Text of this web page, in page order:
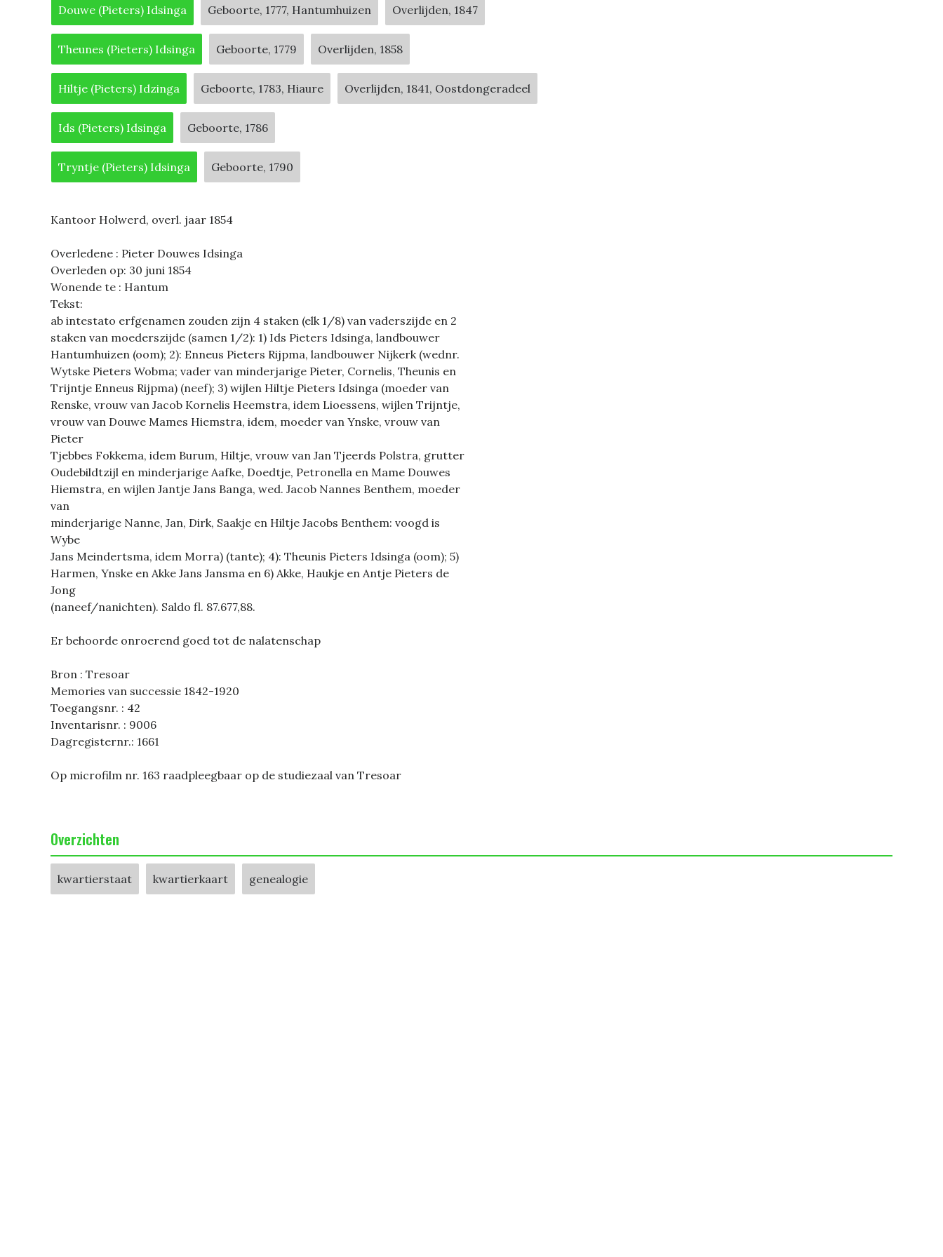
Douwe (Pieters) Idsinga Geboorte, 1777, Hantumhuizen Overlijden, 1847
Theunes (Pieters) Idsinga Geboorte, 1779 Overlijden, 1858
Hiltje (Pieters) Idzinga Geboorte, 1783, Hiaure Overlijden, 1841, Oostdongeradeel
Ids (Pieters) Idsinga Geboorte, 1786
Tryntje (Pieters) Idsinga Geboorte, 1790
Kantoor Holwerd, overl. jaar 1854
Overledene : Pieter Douwes Idsinga
Overleden op: 30 juni 1854
Wonende te : Hantum
Tekst:
ab intestato erfgenamen zouden zijn 4 staken (elk 1/8) van vaderszijde en 2
staken van moederszijde (samen 1/2): 1) Ids Pieters Idsinga, landbouwer
Hantumhuizen (oom); 2): Enneus Pieters Rijpma, landbouwer Nijkerk (wednr.
Wytske Pieters Wobma; vader van minderjarige Pieter, Cornelis, Theunis en
Trijntje Enneus Rijpma) (neef); 3) wijlen Hiltje Pieters Idsinga (moeder van
Renske, vrouw van Jacob Kornelis Heemstra, idem Lioessens, wijlen Trijntje,
vrouw van Douwe Mames Hiemstra, idem, moeder van Ynske, vrouw van
Pieter
Tjebbes Fokkema, idem Burum, Hiltje, vrouw van Jan Tjeerds Polstra, grutter
Oudebildtzijl en minderjarige Aafke, Doedtje, Petronella en Mame Douwes
Hiemstra, en wijlen Jantje Jans Banga, wed. Jacob Nannes Benthem, moeder
van
minderjarige Nanne, Jan, Dirk, Saakje en Hiltje Jacobs Benthem: voogd is
Wybe
Jans Meindertsma, idem Morra) (tante); 4): Theunis Pieters Idsinga (oom); 5)
Harmen, Ynske en Akke Jans Jansma en 6) Akke, Haukje en Antje Pieters de
Jong
(naneef/nanichten). Saldo fl. 87.677,88.
Er behoorde onroerend goed tot de nalatenschap
Bron : Tresoar
Memories van successie 1842-1920
Toegangsnr. : 42
Inventarisnr. : 9006
Dagregisternr.: 1661
Op microfilm nr. 163 raadpleegbaar op de studiezaal van Tresoar
Overzichten
kwartierstaat kwartierkaart genealogie